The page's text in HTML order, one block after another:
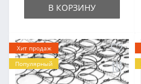
В КОРЗИНУ
Хит продаж
Популярный